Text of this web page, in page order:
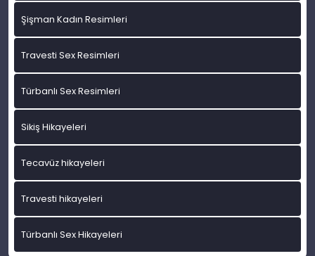
Şişman Kadın Resimleri
Travesti Sex Resimleri
Türbanlı Sex Resimleri
Sikiş Hikayeleri
Tecavüz hikayeleri
Travesti hikayeleri
Türbanlı Sex Hikayeleri